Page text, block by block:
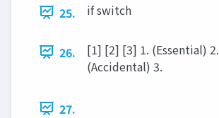
25.
if switch
26.
[1] [2] [3] 1. (Essential) 2.
(Accidental) 3.
27.